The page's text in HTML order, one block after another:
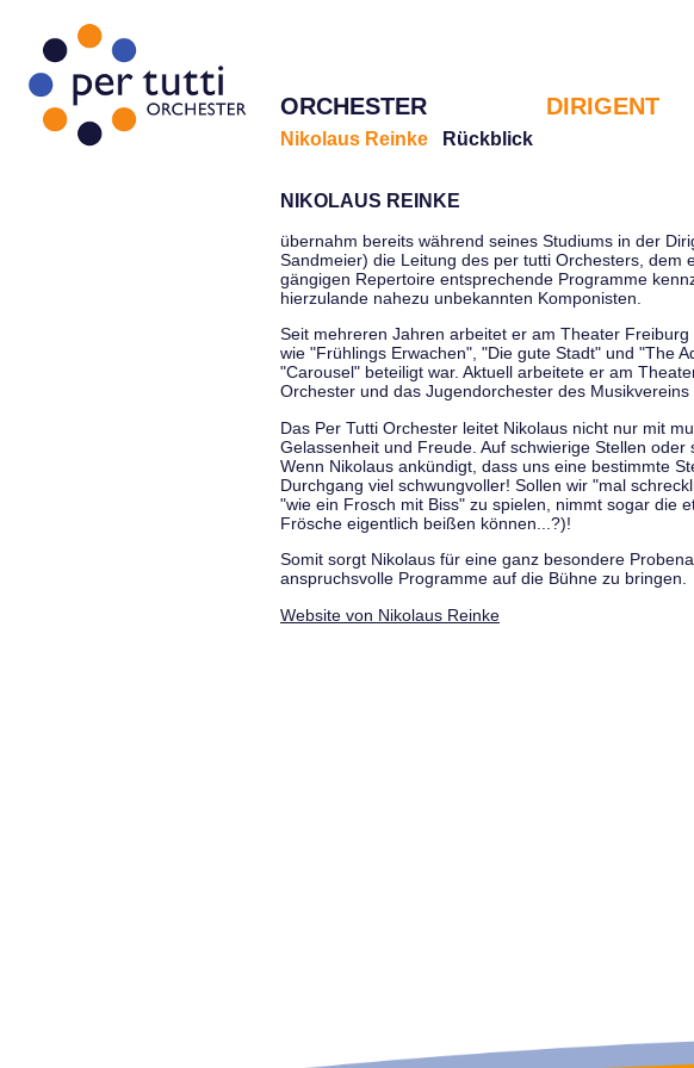
ORCHESTER DIRIGENT
Nikolaus Reinke Rückblick
NIKOLAUS REINKE
übernahm bereits während seines Studiums in der
Sandmeier) die Leitung des per tutti Orchesters, dem
gängigen Repertoire entsprechende Programme
hierzulande nahezu unbekannten Komponisten.
Seit mehreren Jahren arbeitet er am Theater
wie "Frühlings Erwachen", "Die gute Stadt" und "The
"Carousel" beteiligt war. Aktuell arbeitete er am
Orchester und das Jugendorchester des
Das Per Tutti Orchester leitet Nikolaus nicht nur mit
Gelassenheit und Freude. Auf schwierige Stellen
Wenn Nikolaus ankündigt, dass uns eine bestimmte
Durchgang viel schwungvoller! Sollen wir "mal
"wie ein Frosch mit Biss" zu spielen, nimmt sogar die
Frösche eigentlich beißen können...?)!
Somit sorgt Nikolaus für eine ganz besondere
anspruchsvolle Programme auf die Bühne zu bringen.
Website von Nikolaus Reinke